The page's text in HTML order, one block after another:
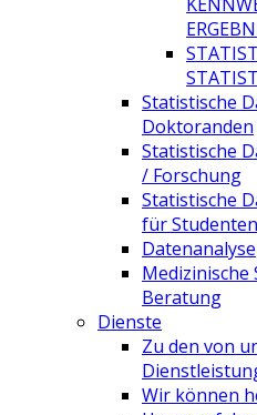
Statistische
Doktoranden
Statistische
/ Forschung
Statistische
für
Datenanalyse
Medizinische
Beratung
Dienste
Zu den von
Wir können